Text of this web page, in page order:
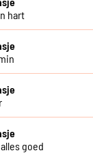
hart
goed